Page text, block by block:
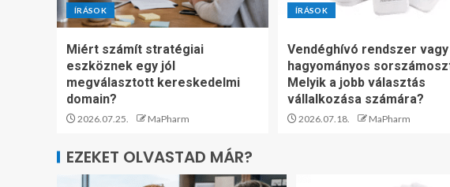
ÍRÁSOK
Miért számít stratégiai
eszköznek egy jól
megválasztott kereskedelmi
domain?
2026.07.25. MaPharm
ÍRÁSOK
Vendéghívó rendszer vagy
hagyományos
Melyik a jobb választás
vállalkozása számára?
2026.07.18. MaPharm
EZEKET OLVASTAD MÁR?